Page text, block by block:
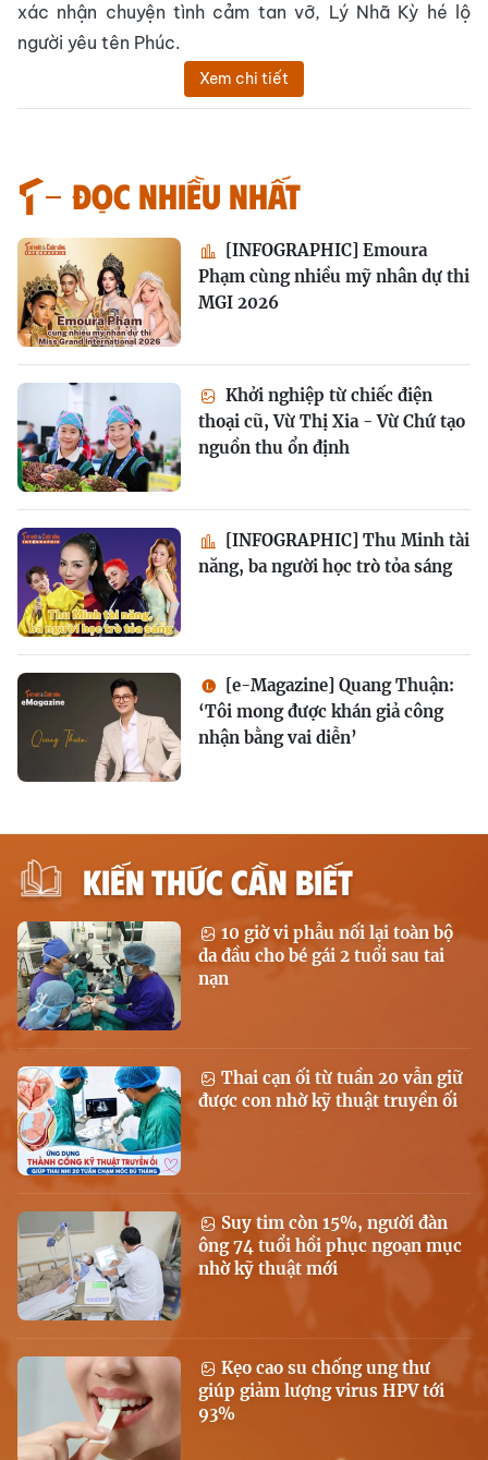
xác nhận chuyện tình cảm tan vỡ, Lý Nhã Kỳ hé lộ
người yêu tên Phúc.
Xem chi tiết
Đọc nhiều nhất
[INFOGRAPHIC] Emoura
Phạm cùng nhiều mỹ nhân dự thi
MGI 2026
Khởi nghiệp từ chiếc điện
thoại cũ, Vừ Thị Xia - Vừ Chứ tạo
nguồn thu ổn định
[INFOGRAPHIC] Thu Minh tài
năng, ba người học trò tỏa sáng
[e-Magazine] Quang Thuận:
‘Tôi mong được khán giả công
nhận bằng vai diễn’
KIẾN THỨC CẦN BIẾT
10 giờ vi phẫu nối lại toàn bộ
da đầu cho bé gái 2 tuổi sau tai
nạn
Thai cạn ối từ tuần 20 vẫn giữ
được con nhờ kỹ thuật truyền ối
Suy tim còn 15%, người đàn
ông 74 tuổi hồi phục ngoạn mục
nhờ kỹ thuật mới
Kẹo cao su chống ung thư
giúp giảm lượng virus HPV tới
93%